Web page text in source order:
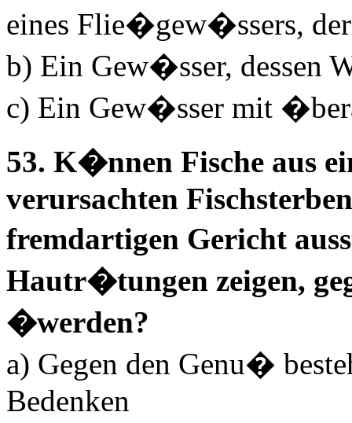
eines Flie�gew�ssers,
b) Ein Gew�sser, dessen
c) Ein Gew�sser mit
53. K�nnen Fische aus
verursachten
fremdartigen Gericht
Hautr�tungen zeigen,
�werden?
a) Gegen den Genu�
Bedenken